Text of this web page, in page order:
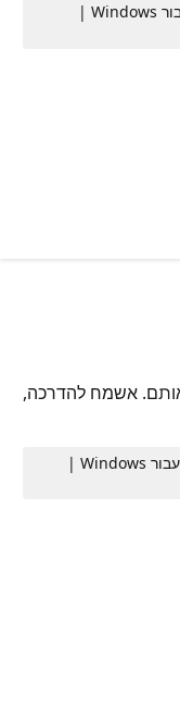
Outlook | Windows | Outlook החדש עבור Windows |
השאלה.
אותם. אשמח להדרכה,
Outlook | Windows | Outlook הקלאסי עבור Windows |